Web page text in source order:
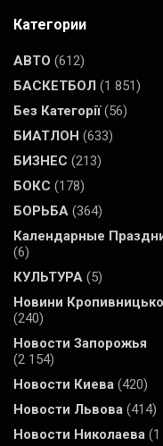
Категории
АВТО (612)
БАСКЕТБОЛ (1 851)
Без Категорії(56)
БИАТЛОН (633)
БИЗНЕС (213)
БОКС (178)
БОРЬБА (364)
Календарные
(6)
КУЛЬТУРА (5)
Новини
(240)
Новости Запорожья
(2 154)
Новости Киева (420)
Новости Львова (414)
Новости Николаева (1